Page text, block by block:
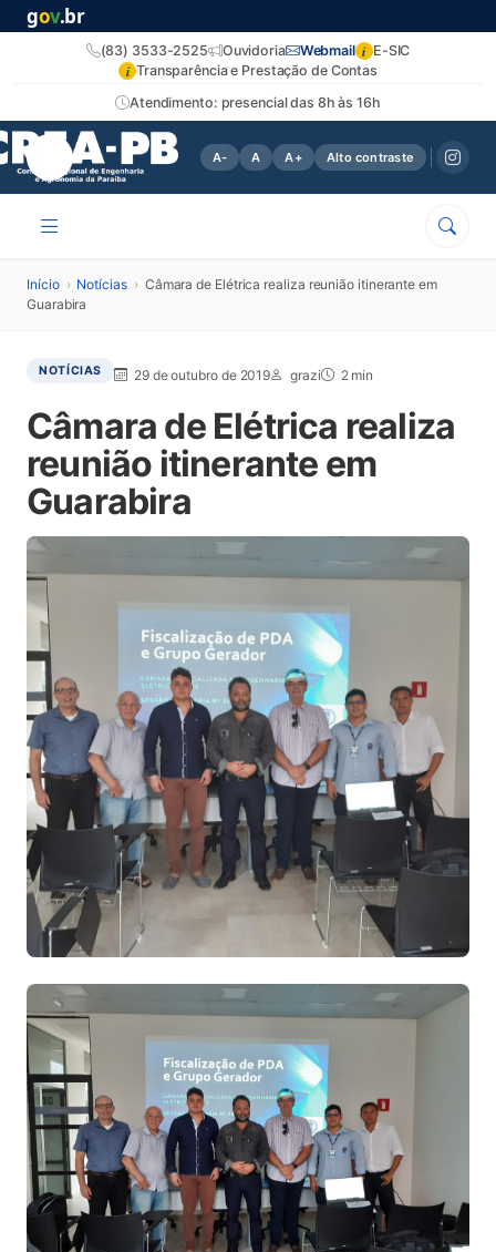
gov.br
Atendimento: presencial das 8h às 16h
(83) 3533-2525 Ouvidoria Webmail i E-SIC
i Transparência e Prestação de Contas
A- A A+ Alto contraste
Início › Notícias › Câmara de Elétrica realiza reunião itinerante em
Guarabira
NOTÍCIAS 29 de outubro de 2019 grazi 2 min
Câmara de Elétrica realiza
reunião itinerante em
Guarabira